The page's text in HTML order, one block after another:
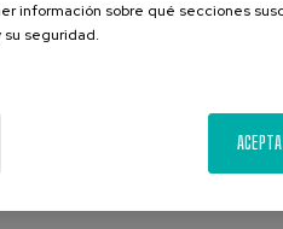
información sobre qué secciones
su seguridad.